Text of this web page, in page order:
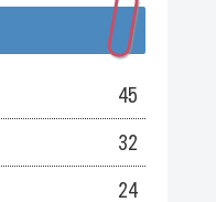
45
32
24